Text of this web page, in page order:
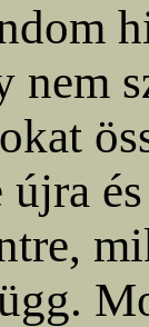
nem
újra